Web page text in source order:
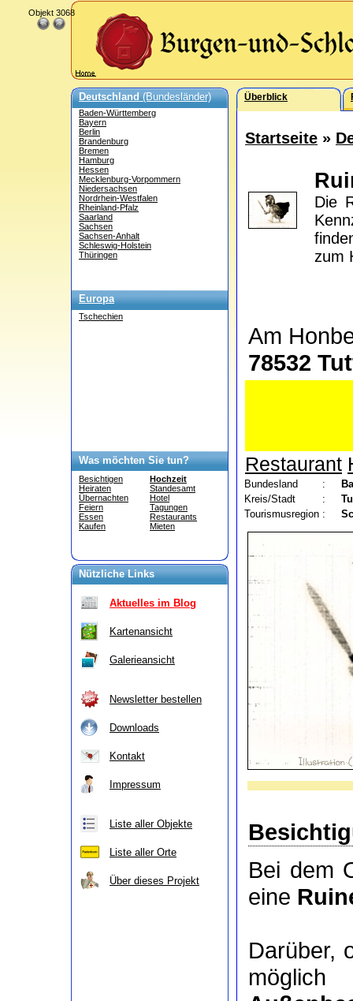
Deutschland(Bundesländer)
Baden-Württemberg
Bayern
Berlin
Brandenburg
Bremen
Hamburg
Hessen
Mecklenburg-Vorpommern
Niedersachsen
Nordrhein-Westfalen
Rheinland-Pfalz
Saarland
Sachsen
Sachsen-Anhalt
Schleswig-Holstein
Thüringen
Europa
Tschechien
Was möchten Sie tun?
Besichtigen
Heiraten
Übernachten
Feiern
Essen
Kaufen
Hochzeit
Standesamt
Hotel
Tagungen
Restaurants
Mieten
Nützliche Links
Aktuelles im Blog
Kartenansicht
Galerieansicht
Newsletter bestellen
Downloads
Kontakt
Impressum
Liste aller Objekte
Liste aller Orte
Über dieses Projekt
Überblick
Startseite »
Die
zum
Am
78532
Restaurant
Bundesland :
Kreis/Stadt
:
Tourismusregion :
Bei dem
eine
Darüber,
Objekt 3068